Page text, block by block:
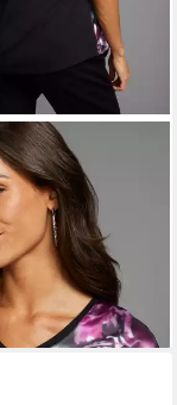
Shirtbluse mit
UVP39,99 €